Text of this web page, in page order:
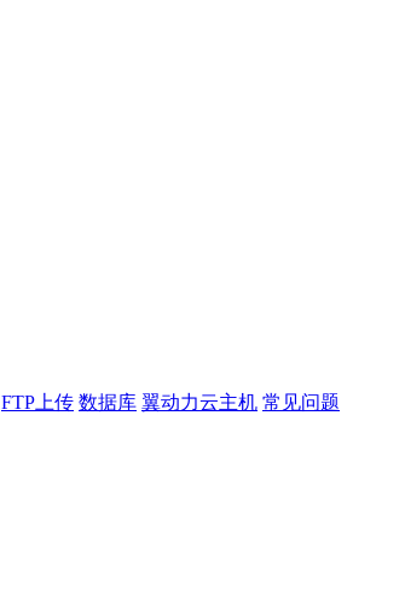
FTP上传 数据库 翼动力云主机 常见问题